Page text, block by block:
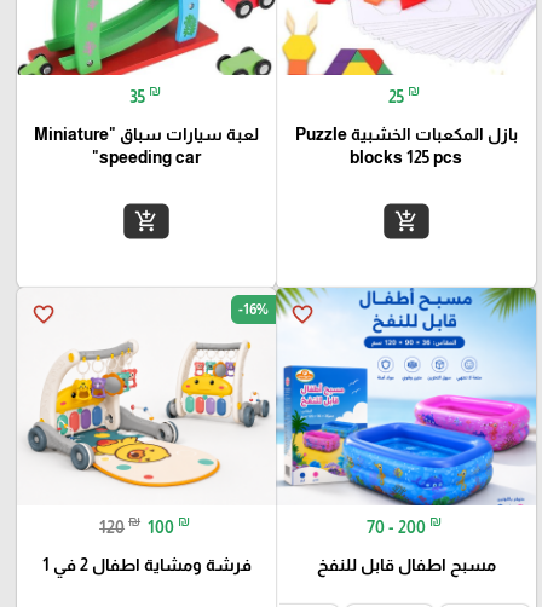
25 ₪
بازل المكعبات الخشبية Puzzle
blocks 125 pcs
add_shopping_cart
35 ₪
لعبة سيارات سباق "Miniature
speeding car"
add_shopping_cart
favorite_border
70 - 200 ₪
مسبح اطفال قابل للنفخ
favorite_border -16%
120 ₪ 100 ₪
فرشة ومشاية اطفال 2 في 1